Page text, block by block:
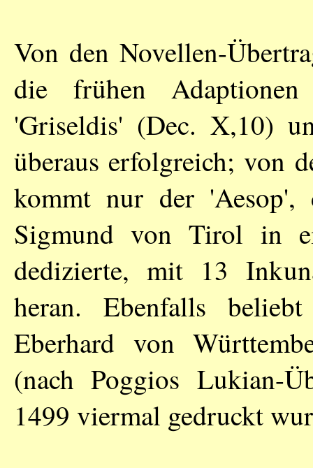
Von den Novellen-
die frühen Adaptionen
'Griseldis' (Dec. X,10)
überaus erfolgreich; von
kommt nur der 'Aesop',
Sigmund von Tirol in
dedizierte, mit 13
heran. Ebenfalls
Eberhard von
(nach Poggios Lukian-
1499 viermal gedruckt